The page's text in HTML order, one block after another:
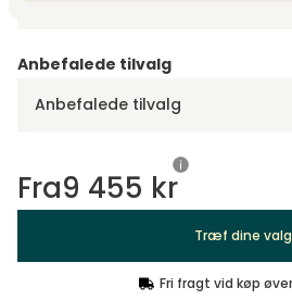
Anbefalede tilvalg
Anbefalede tilvalg
Fra9 455 kr
Træf dine valg
Fri fragt vid køp